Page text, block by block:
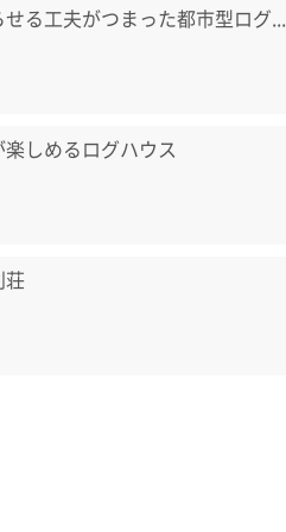
る工夫がつまった都市型ログ...
しめるログハウス
荘